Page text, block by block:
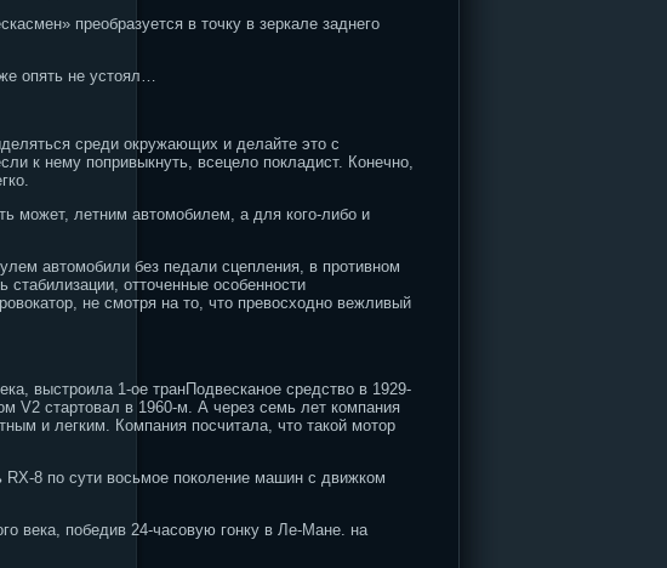
преобразуется в точку в зеркале заднего
опять не устоял…
среди окружающих и делайте это с
к нему попривыкнуть, всецело покладист. Конечно,
может, летним автомобилем, а для кого-либо и
автомобили без педали сцепления, в противном
отточенные особенности
не смотря на то, что превосходно вежливый
выстроила 1-ое транПодвесканое средство в 1929-
V2 стартовал в 1960-м. А через семь лет компания
и легким. Компания посчитала, что такой мотор
8 по сути восьмое поколение машин с движком
века, победив 24-часовую гонку в Ле-Мане. на